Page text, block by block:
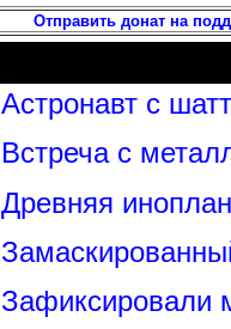
Отправить донат на
Астронавт с
Встреча с
Древняя
Зафиксировали